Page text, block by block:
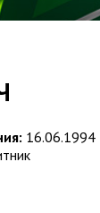
16.06.1994